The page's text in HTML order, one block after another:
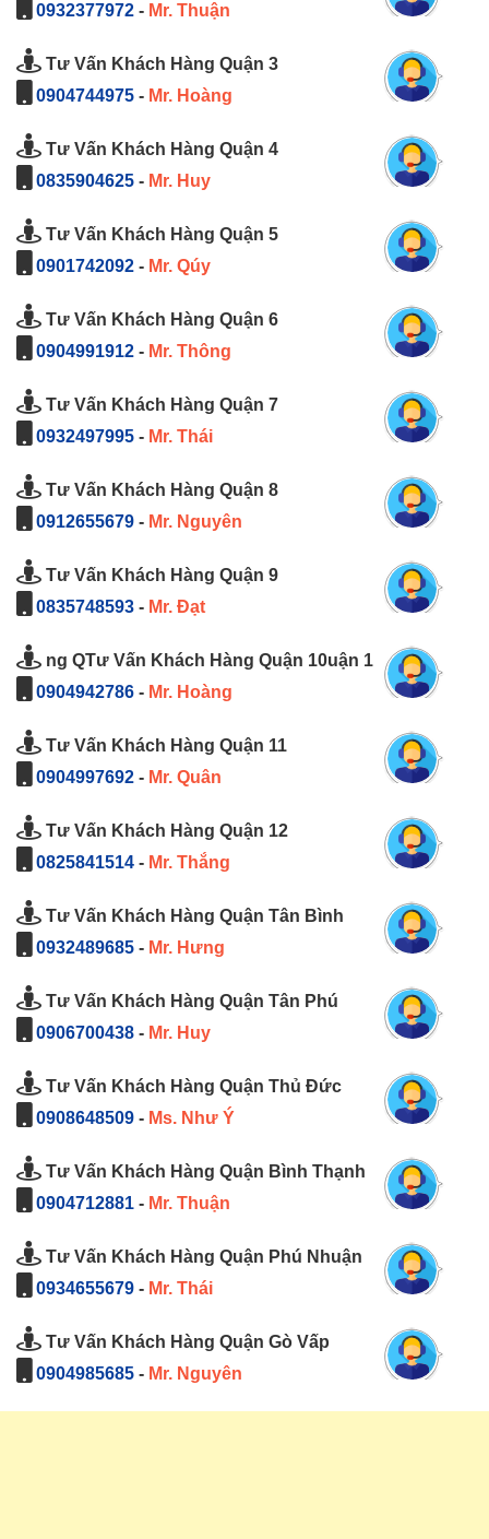
0932377972 - Mr. Thuận
Tư Vấn Khách Hàng Quận 3
0904744975 - Mr. Hoàng
Tư Vấn Khách Hàng Quận 4
0835904625 - Mr. Huy
Tư Vấn Khách Hàng Quận 5
0901742092 - Mr. Qúy
Tư Vấn Khách Hàng Quận 6
0904991912 - Mr. Thông
Tư Vấn Khách Hàng Quận 7
0932497995 - Mr. Thái
Tư Vấn Khách Hàng Quận 8
0912655679 - Mr. Nguyên
Tư Vấn Khách Hàng Quận 9
0835748593 - Mr. Đạt
ng QTư Vấn Khách Hàng Quận 10uận 1
0904942786 - Mr. Hoàng
Tư Vấn Khách Hàng Quận 11
0904997692 - Mr. Quân
Tư Vấn Khách Hàng Quận 12
0825841514 - Mr. Thắng
Tư Vấn Khách Hàng Quận Tân Bình
0932489685 - Mr. Hưng
Tư Vấn Khách Hàng Quận Tân Phú
0906700438 - Mr. Huy
Tư Vấn Khách Hàng Quận Thủ Đức
0908648509 - Ms. Như Ý
Tư Vấn Khách Hàng Quận Bình Thạnh
0904712881 - Mr. Thuận
Tư Vấn Khách Hàng Quận Phú Nhuận
0934655679 - Mr. Thái
Tư Vấn Khách Hàng Quận Gò Vấp
0904985685 - Mr. Nguyên